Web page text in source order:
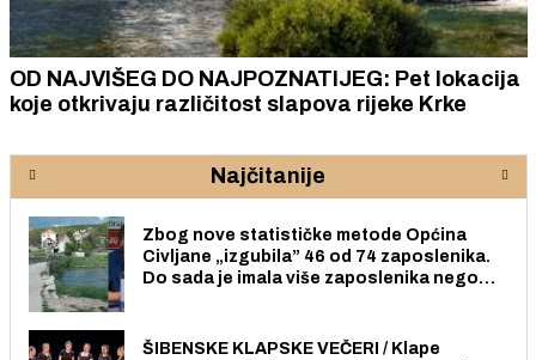
OD NAJVIŠEG DO NAJPOZNATIJEG: Pet lokacija
koje otkrivaju različitost slapova rijeke Krke
Najčitanije
Zbog nove statističke metode Općina
Civljane „izgubila” 46 od 74 zaposlenika.
Do sada je imala više zaposlenika nego
ŠIBENSKE KLAPSKE VEČERI / Klape